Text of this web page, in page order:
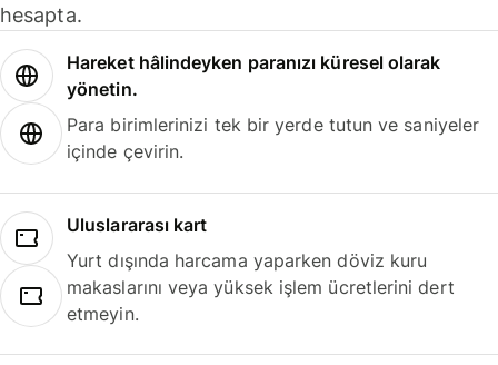
hesapta.
Hareket hâlindeyken paranızı küresel olarak
yönetin.
Para birimlerinizi tek bir yerde tutun ve saniyeler
içinde çevirin.
Uluslararası kart
Yurt dışında harcama yaparken döviz kuru
makaslarını veya yüksek işlem ücretlerini dert
etmeyin.